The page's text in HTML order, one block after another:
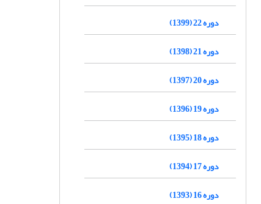
دوره 22 (1399)
دوره 21 (1398)
دوره 20 (1397)
دوره 19 (1396)
دوره 18 (1395)
دوره 17 (1394)
دوره 16 (1393)